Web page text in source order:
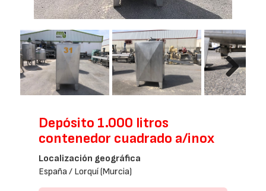
Next
Depósito 1.000 litros
contenedor cuadrado a/inox
Localización geográfica
España / Lorquí (Murcia)